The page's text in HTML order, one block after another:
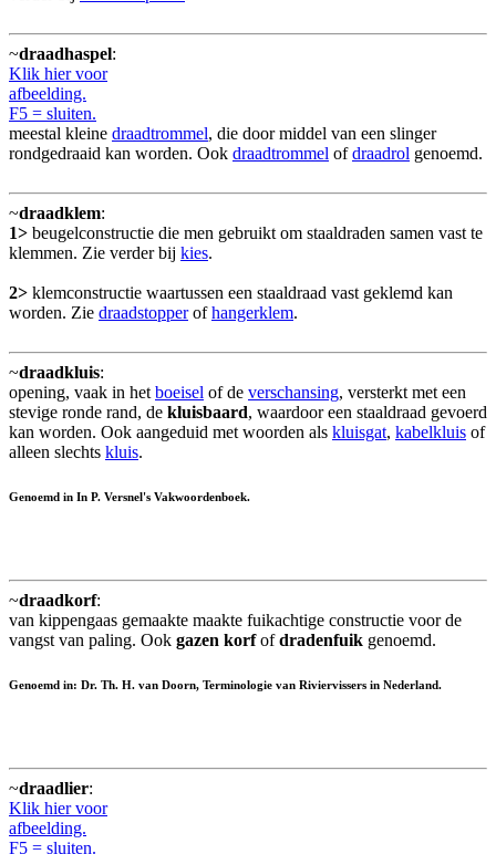
~draadhaspel:
Klik hier voor
afbeelding.
F5 = sluiten.
meestal kleine draadtrommel, die door middel van een slinger
rondgedraaid kan worden. Ook draadtrommel ofdraadrol genoemd.
~draadklem:
1> beugelconstructie die men gebruikt om staaldraden samen vast te
klemmen. Zie verder bij kies.
2> klemconstructie waartussen een staaldraad vast geklemd kan
worden. Zie draadstopperofhangerklem.
~draadkluis:
opening, vaak in het boeisel of de verschansing, versterkt met een
stevige ronde rand, de kluisbaard, waardoor een staaldraad gevoerd
kan worden. Ook aangeduid met woorden als kluisgat, kabelkluis of
alleen slechts kluis.
Genoemd in In P. Versnel's Vakwoordenboek.
~draadkorf:
van kippengaas gemaakte maakte fuikachtige constructie voor de
vangst van paling. Ook gazen korfofdradenfuik genoemd.
Genoemd in: Dr. Th. H. van Doorn, Terminologie van Riviervissers in Nederland.
~draadlier:
Klik hier voor
afbeelding.
F5 = sluiten.